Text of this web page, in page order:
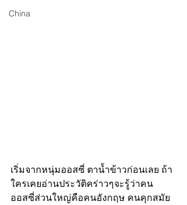
China
เริ่มจากหนุ่มออสซี่ ตาน้ำข้าวก่อนเลย ถ้า
ใครเคยอ่านประวัติคร่าวๆจะรู้ว่าคน
ออสซี่ส่วนใหญ่คือคนอังกฤษ คนคุกสมัย